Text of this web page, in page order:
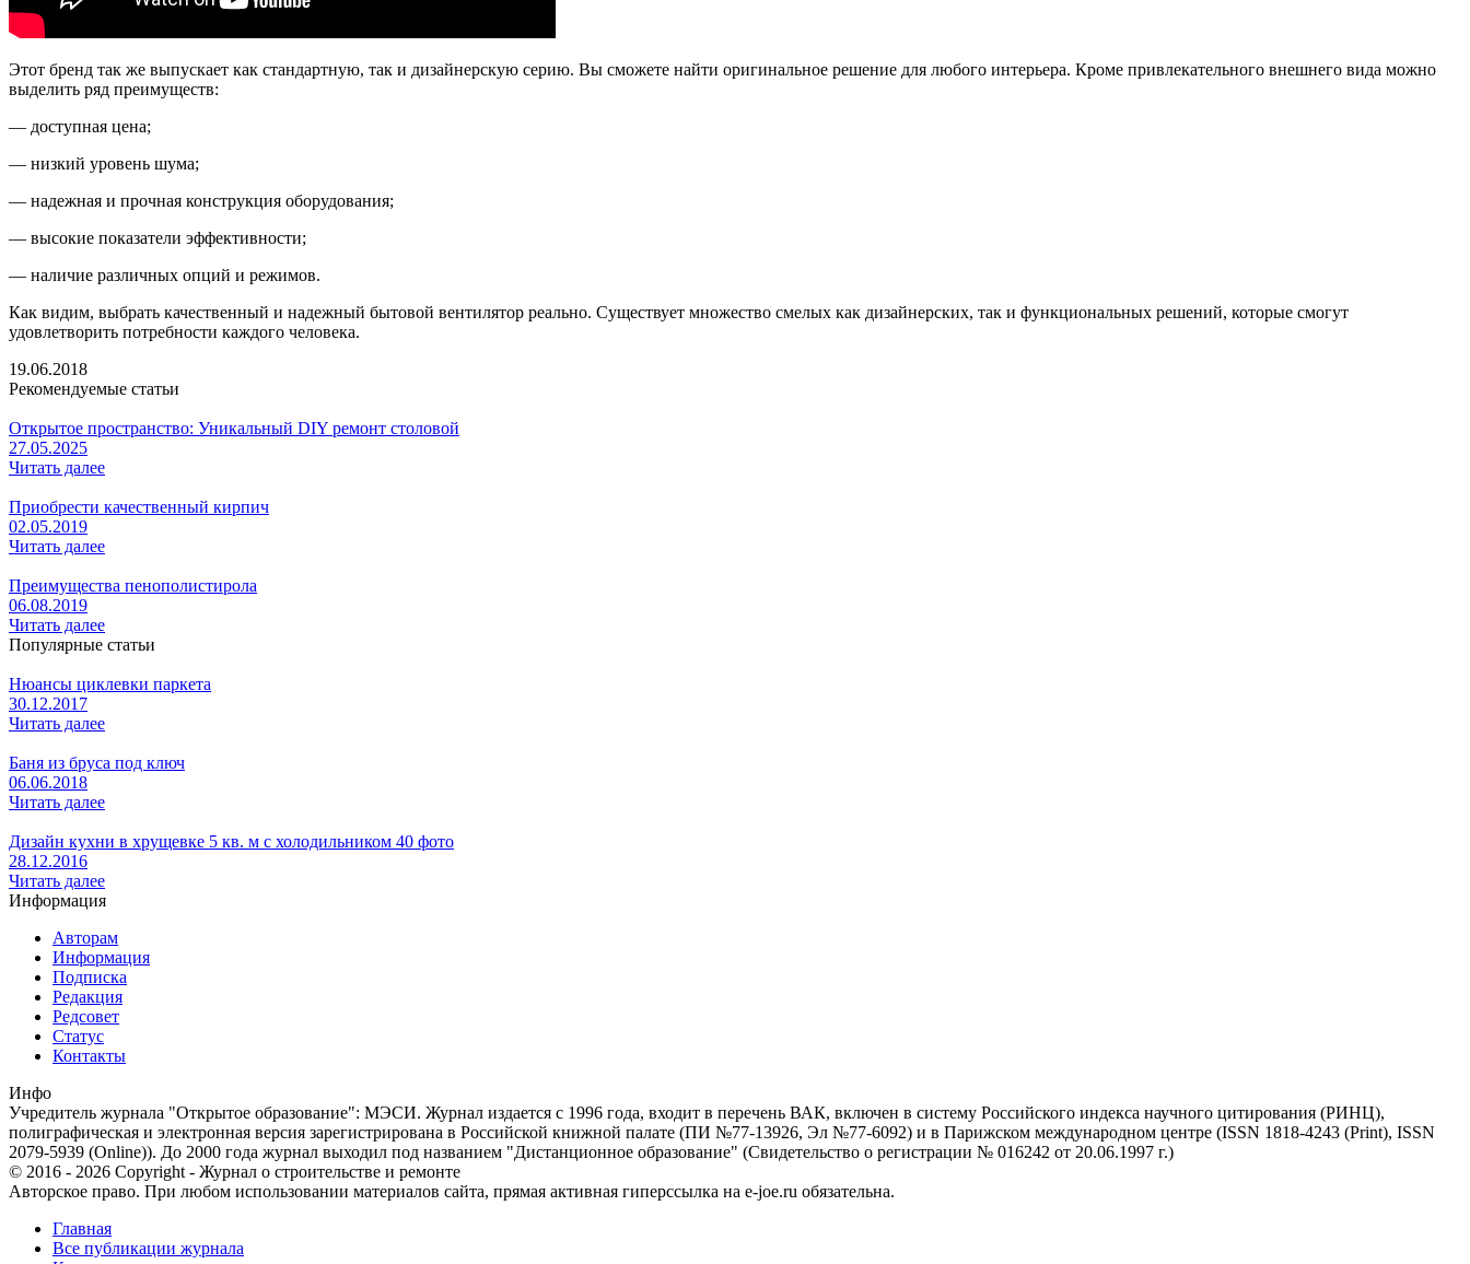
Этот бренд так же выпускает как стандартную, так и дизайнерскую серию. Вы сможете найти оригинальное решение для любого интерьера. Кроме привлекательного внешнего вида можно
выделить ряд преимуществ:
— доступная цена;
— низкий уровень шума;
— надежная и прочная конструкция оборудования;
— высокие показатели эффективности;
— наличие различных опций и режимов.
Как видим, выбрать качественный и надежный бытовой вентилятор реально. Существует множество смелых как дизайнерских, так и функциональных решений, которые смогут
удовлетворить потребности каждого человека.
19.06.2018
Рекомендуемые статьи
Открытое пространство: Уникальный DIY ремонт столовой
27.05.2025
Читать далее
Приобрести качественный кирпич
02.05.2019
Читать далее
Преимущества пенополистирола
06.08.2019
Читать далее
Популярные статьи
Нюансы циклевки паркета
30.12.2017
Читать далее
Баня из бруса под ключ
06.06.2018
Читать далее
Дизайн кухни в хрущевке 5 кв. м с холодильником 40 фото
28.12.2016
Читать далее
Информация
Авторам
Информация
Подписка
Редакция
Редсовет
Статус
Контакты
Инфо
Учредитель журнала "Открытое образование": МЭСИ. Журнал издается с 1996 года, входит в перечень ВАК, включен в систему Российского индекса научного цитирования (РИНЦ),
полиграфическая и электронная версия зарегистрирована в Российской книжной палате (ПИ №77-13926, Эл №77-6092) и в Парижском международном центре (ISSN 1818-4243 (Print), ISSN
2079-5939 (Online)). До 2000 года журнал выходил под названием "Дистанционное образование" (Свидетельство о регистрации № 016242 от 20.06.1997 г.)
© 2016 - 2026 Copyright - Журнал о строительстве и ремонте
Авторское право. При любом использовании материалов сайта, прямая активная гиперссылка на e-joe.ru обязательна.
Главная
Все публикации журнала